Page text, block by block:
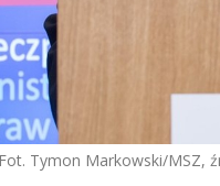
Tymon Markowski/MSZ,